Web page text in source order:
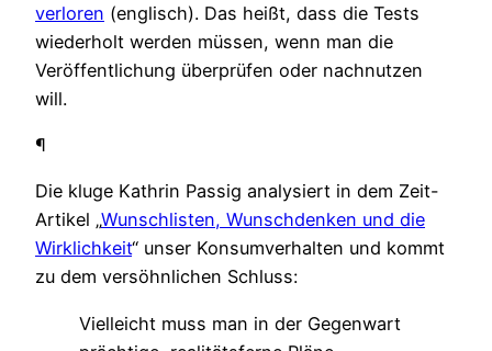
verloren (englisch). Das heißt, dass die Tests
wiederholt werden müssen, wenn man die
Veröffentlichung überprüfen oder nachnutzen
will.
¶
Die kluge Kathrin Passig analysiert in dem Zeit-
Artikel „Wunschlisten, Wunschdenken und die
Wirklichkeit“ unser Konsumverhalten und kommt
zu dem versöhnlichen Schluss:
Vielleicht muss man in der Gegenwart